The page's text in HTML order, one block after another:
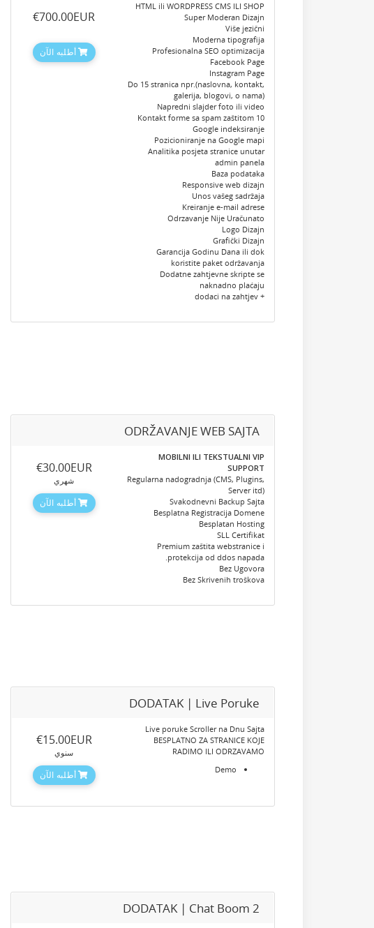
HTML ili WORDPRESS CMS ILI SHOP
Super Moderan Dizajn
Više jezični
Moderna tipografija
Profesionalna SEO optimizacija
Facebook Page
Instagram Page
Do 15 stranica npr.(naslovna, kontakt,
galerija, blogovi, o nama)
Napredni slajder foto ili video
10 Kontakt forme sa spam zaštitom
Google indeksiranje
Pozicioniranje na Google mapi
Analitika posjeta stranice unutar
admin panela
Baza podataka
Responsive web dizajn
Unos vašeg sadržaja
Kreiranje e-mail adrese
Odrzavanje Nije Uračunato
Logo Dizajn
Grafički Dizajn
Garancija Godinu Dana ili dok
koristite paket održavanja
Dodatne zahtjevne skripte se
naknadno plaćaju
+ dodaci na zahtjev
‎€700.00EUR
أطلبه الآن
ODRŽAVANJE WEB SAJTA
MOBILNI ILI TEKSTUALNI VIP
SUPPORT
Regularna nadogradnja (CMS, Plugins,
Server itd)
Svakodnevni Backup Sajta
Besplatna Registracija Domene
Besplatan Hosting
SLL Certifikat
Premium zaštita webstranice i
protekcija od ddos napada.
Bez Ugovora
Bez Skrivenih troškova
‎€30.00EUR
شهري
أطلبه الآن
DODATAK | Live Poruke
Live poruke Scroller na Dnu Sajta
BESPLATNO ZA STRANICE KOJE
RADIMO ILI ODRZAVAMO
Demo
‎€15.00EUR
سنوي
أطلبه الآن
DODATAK | Chat Boom 2